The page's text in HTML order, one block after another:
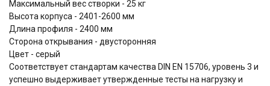
Максимальный вес створки - 25 кг
Высота корпуса - 2401-2600 мм
Длина профиля - 2400 мм
Сторона открывания - двусторонняя
Цвет - серый
Соответствует стандартам качества DIN EN 15706, уровень 3 и
успешно выдерживает утвержденные тесты на нагрузку и